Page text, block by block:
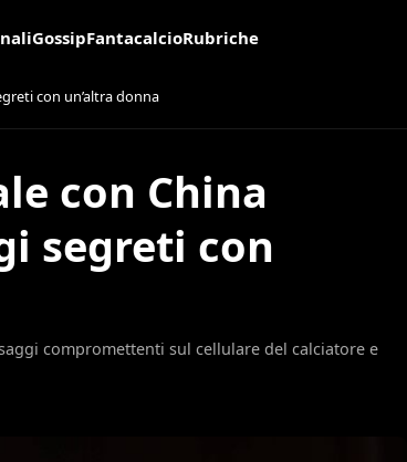
GossipFantacalcioRubriche
con un’altra donna
con China
segreti con
compromettenti sul cellulare del calciatore e